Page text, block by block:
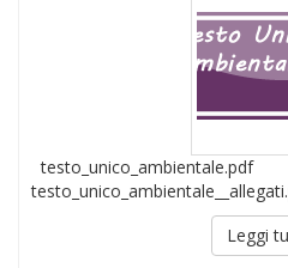
testo_unico_ambientale.pdf
Leggi